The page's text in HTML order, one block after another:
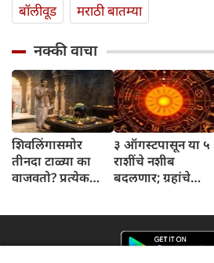
बॉलीवूड
मराठी बातम्या
नक्की वाचा
शिवलिंगासमोर
तीनदा टाळ्या का
वाजवतो? प्रत्येक
३ ऑगस्टपासून या ५
राशींचे नशीब
बदलणार; ग्रहांचे
दिवसांची सुरुवात
होईल